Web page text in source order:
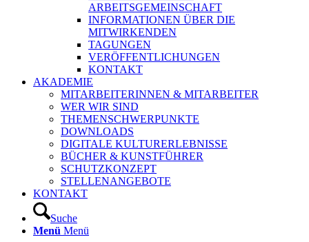
ARBEITSGEMEINSCHAFT
INFORMATIONEN ÜBER DIE
MITWIRKENDEN
TAGUNGEN
VERÖFFENTLICHUNGEN
KONTAKT
AKADEMIE
MITARBEITERINNEN & MITARBEITER
WER WIR SIND
THEMENSCHWERPUNKTE
DOWNLOADS
DIGITALE KULTURERLEBNISSE
BÜCHER & KUNSTFÜHRER
SCHUTZKONZEPT
STELLENANGEBOTE
KONTAKT
Suche
Menü Menü